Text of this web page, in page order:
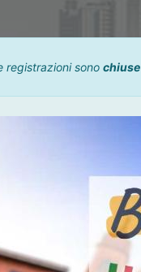
registrazioni sono chiuse